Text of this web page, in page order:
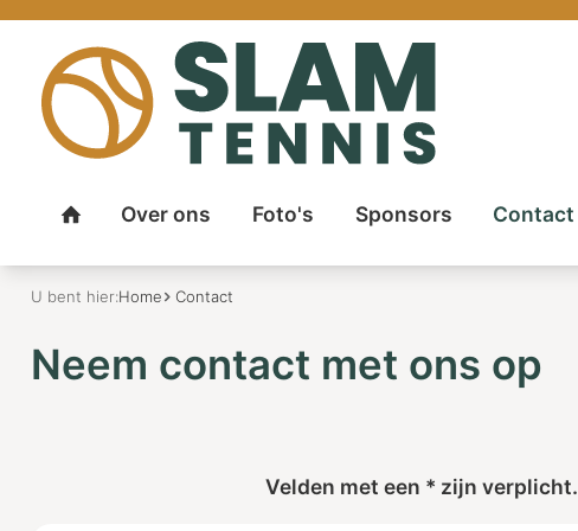
Over ons Foto's Sponsors Contact
U bent hier:Home Contact
Neem contact met ons op
Velden met een * zijn verplicht.